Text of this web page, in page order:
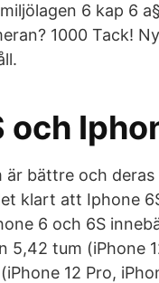
6 kap 6
1000 Tack!
och
är bättre och
klart att Iphone
6 och 6S
5,42 tum (iPhone
12 Pro,